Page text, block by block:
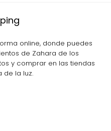
online, donde puedes
de Zahara de los
y comprar en las tiendas
de la luz.